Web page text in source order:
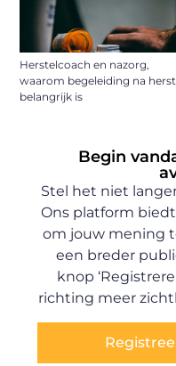
Herstelcoach en nazorg,
waarom begeleiding na
belangrijk is
Begin
Stel het niet
Ons platform
om jouw mening
een breder
knop
richting meer